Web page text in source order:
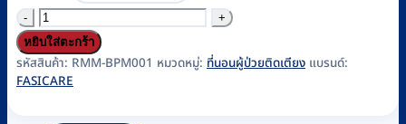
จำนวน
ที่นอน
ผู้
ป่วย
หยิบใส่ตะกร้า
รหัสสินค้า: RMM-BPM001 หมวดหมู่: ที่นอนผู้ป่วยติดเตียง แบรนด์:
FASICARE